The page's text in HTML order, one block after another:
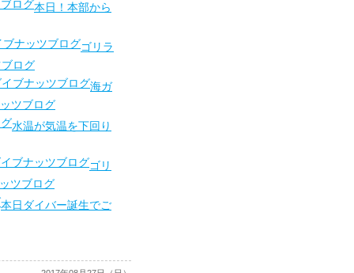
本日！本部から
ゴリラ
ログ
海ガ
ツブログ
水温が気温を下回り
ゴリ
ツブログ
本日ダイバー誕生でご